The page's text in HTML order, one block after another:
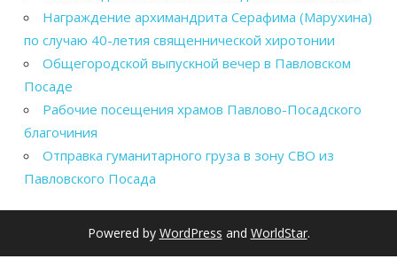
Награждение архимандрита Серафима (Марухина)
по случаю 40-летия священнической хиротонии
Общегородской выпускной вечер в Павловском
Посаде
Рабочие посещения храмов Павлово-Посадского
благочиния
Отправка гуманитарного груза в зону СВО из
Павловского Посада
Powered by WordPress and WorldStar.